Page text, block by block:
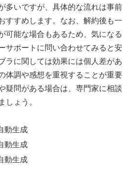
多いですが、具体的な流れは事前
すすめします。なお、解約後も一
可能な場合もあるため、気になる
サポートに問い合わせてみると安
ラに関しては効果には個人差があ
体調や感想を重視することが重要
疑問がある場合は、専門家に相談
しょう。
動生成
動生成
動生成